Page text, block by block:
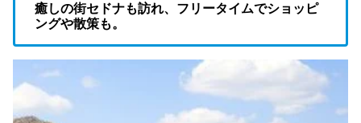
癒しの街セドナも訪れ、フリータイムでショッピ
ングや散策も。